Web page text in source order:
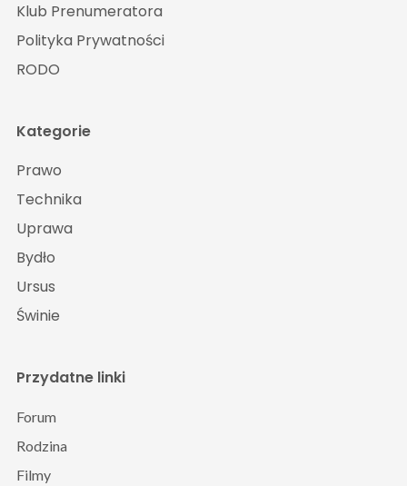
Klub Prenumeratora
Polityka Prywatności
RODO
Kategorie
Prawo
Technika
Uprawa
Bydło
Ursus
Świnie
Przydatne linki
Forum
Rodzina
Filmy